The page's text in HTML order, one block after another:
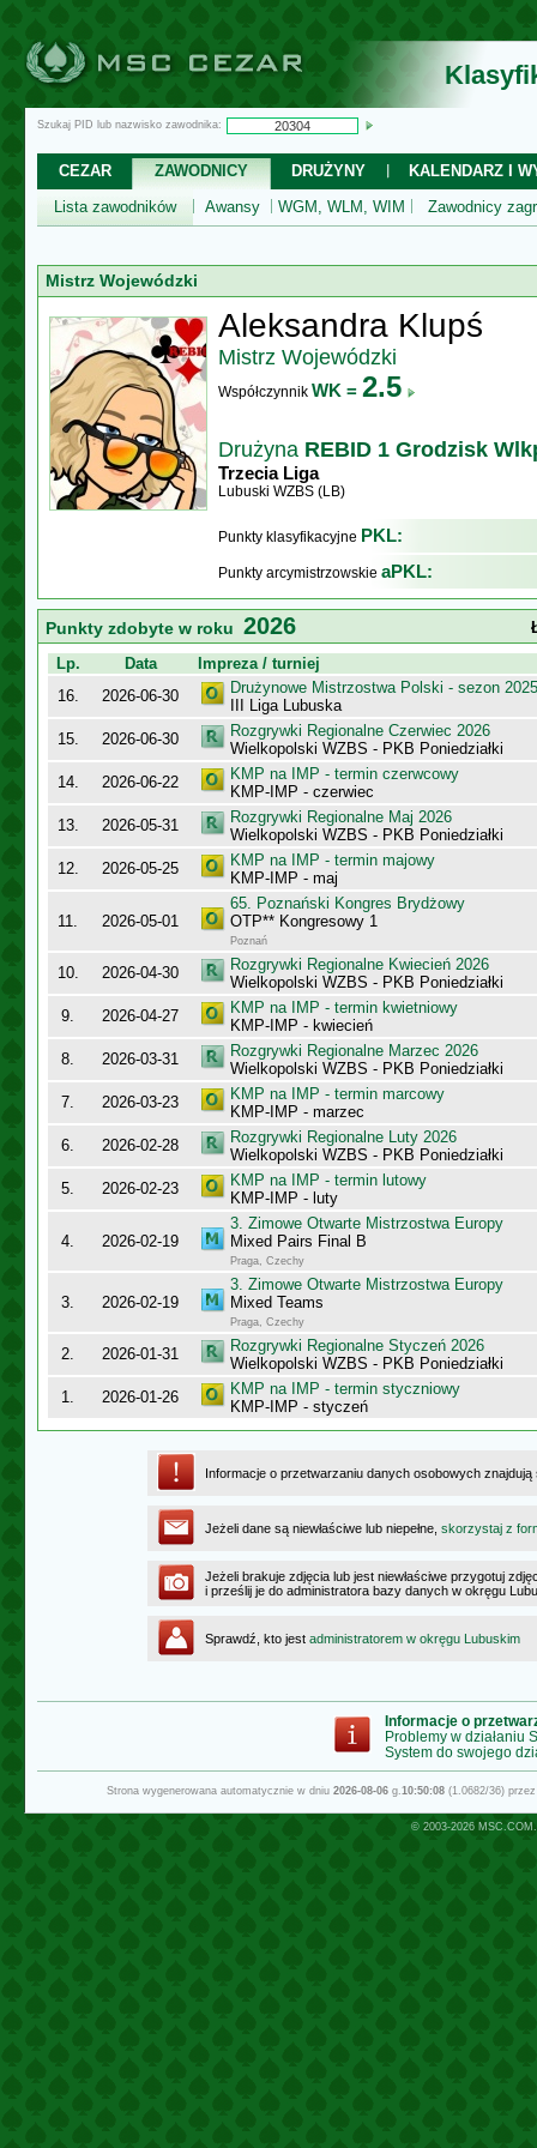
Szukaj PID lub nazwisko zawodnika:
CEZAR ZAWODNICY DRUŻYNY
KALENDARZ I
Lista zawodników
Awansy WGM, WLM, WIM Zawodnicy
Mistrz Wojewódzki
Aleksandra Klupś
Mistrz Wojewódzki
Współczynnik WK = 2.5
Drużyna REBID 1 Grodzisk
Trzecia Liga
Lubuski WZBS (LB)
Punkty klasyfikacyjne PKL:
Punkty arcymistrzowskie aPKL:
Punkty zdobyte w roku 2026
Lp.
Data
Impreza / turniej
16.
2026-06-30
Drużynowe Mistrzostwa Polski - sezon
III Liga Lubuska
15.
2026-06-30
Rozgrywki Regionalne Czerwiec 2026
Wielkopolski WZBS - PKB Poniedziałki
14.
2026-06-22
KMP na IMP - termin czerwcowy
KMP-IMP - czerwiec
13.
2026-05-31
Rozgrywki Regionalne Maj 2026
Wielkopolski WZBS - PKB Poniedziałki
12.
2026-05-25
KMP na IMP - termin majowy
KMP-IMP - maj
11. 2026-05-01
65. Poznański Kongres Brydżowy
OTP** Kongresowy 1
Poznań
10. 2026-04-30
Rozgrywki Regionalne Kwiecień 2026
Wielkopolski WZBS - PKB Poniedziałki
9.
2026-04-27
KMP na IMP - termin kwietniowy
KMP-IMP - kwiecień
8.
2026-03-31
Rozgrywki Regionalne Marzec 2026
Wielkopolski WZBS - PKB Poniedziałki
7.
2026-03-23
KMP na IMP - termin marcowy
KMP-IMP - marzec
6.
2026-02-28
Rozgrywki Regionalne Luty 2026
Wielkopolski WZBS - PKB Poniedziałki
5.
2026-02-23
KMP na IMP - termin lutowy
KMP-IMP - luty
4. 2026-02-19
3. Zimowe Otwarte Mistrzostwa Europy
Mixed Pairs Final B
Praga, Czechy
3. 2026-02-19
3. Zimowe Otwarte Mistrzostwa Europy
Mixed Teams
Praga, Czechy
2. 2026-01-31
Rozgrywki Regionalne Styczeń 2026
Wielkopolski WZBS - PKB Poniedziałki
1.
2026-01-26
KMP na IMP - termin styczniowy
KMP-IMP - styczeń
Informacje o przetwarzaniu danych osobowych
Jeżeli dane są niewłaściwe lub niepełne, skorzystaj z
Jeżeli brakuje zdjęcia lub jest niewłaściwe przygotuj
i prześlij je do administratora bazy danych w okręgu
Sprawdź, kto jest administratorem w okręgu Lubuskim
Informacje o
Problemy w działaniu
System do swojego
Strona wygenerowana automatycznie w dniu 2026-08-06g.10:50:08(1.0682/36)
© 2003-2026